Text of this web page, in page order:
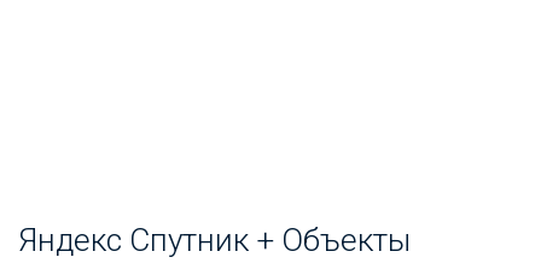
Яндекс Спутник + Объекты